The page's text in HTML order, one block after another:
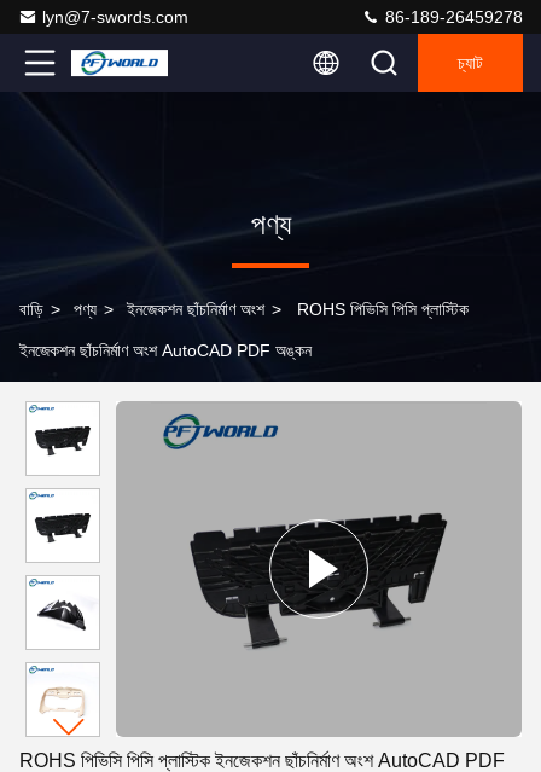
lyn@7-swords.com 86-189-26459278
চ্যাট
পণ্য
বাড়ি > পণ্য > ইনজেকশন ছাঁচনির্মাণ অংশ > ROHS পিভিসি পিসি প্লাস্টিক
ইনজেকশন ছাঁচনির্মাণ অংশ AutoCAD PDF অঙ্কন
ROHS পিভিসি পিসি প্লাস্টিক ইনজেকশন ছাঁচনির্মাণ অংশ AutoCAD PDF